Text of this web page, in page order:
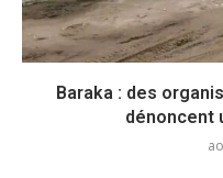
Baraka : des
dénoncent